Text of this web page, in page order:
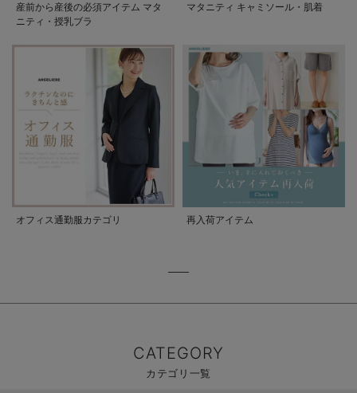
産前から産後の必須アイテム マタ
ニティ・授乳ブラ
マタニティ キャミソール・肌着
オフィス通勤服カテゴリ 再入荷アイテム
CATEGORY
カテゴリ一覧